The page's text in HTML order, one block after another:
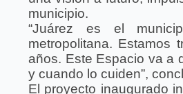
municipio.
“Juárez es el
metropolitana.
años. Este Espacio va a
y cuando lo cuiden”,
El proyecto inaugurado